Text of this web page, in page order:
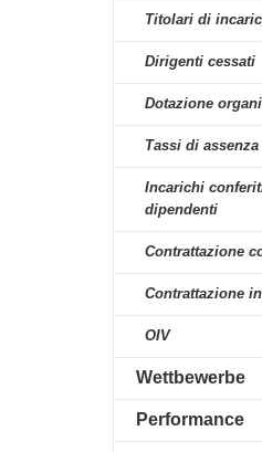
Titolari di
Dirigenti cessati
Dotazione
Tassi di assenza
Incarichi
dipendenti
Contrattazione
Contrattazione
OIV
Wettbewerbe
Performance